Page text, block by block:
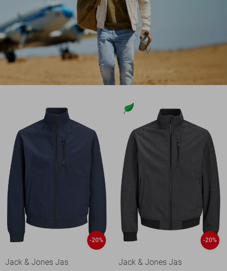
-20%
Jack & Jones Jas
-20%
Jack & Jones Jas